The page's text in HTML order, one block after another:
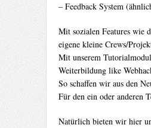
– Feedback System
Mit sozialen Features wie
eigene kleine Crews/
Mit unserem
Weiterbildung like
So schaffen wir aus den
Für den ein oder anderen
Natürlich bieten wir hier